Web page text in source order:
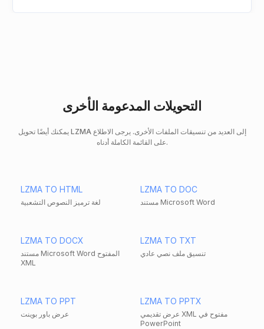
التحويلات المدعومة الأخرى
يمكنك أيضًا تحويل LZMA إلى العديد من تنسيقات الملفات الأخرى. يرجى الاطلاع
على القائمة الكاملة أدناه.
LZMA TO HTML
لغة ترميز النصوص التشعبية
LZMA TO DOC
مستند Microsoft Word
LZMA TO DOCX
مستند Microsoft Word المفتوح
XML
LZMA TO TXT
تنسيق ملف نصي عادي
LZMA TO PPT
عرض باور بوينت
LZMA TO PPTX
عرض تقديمي XML مفتوح في
PowerPoint